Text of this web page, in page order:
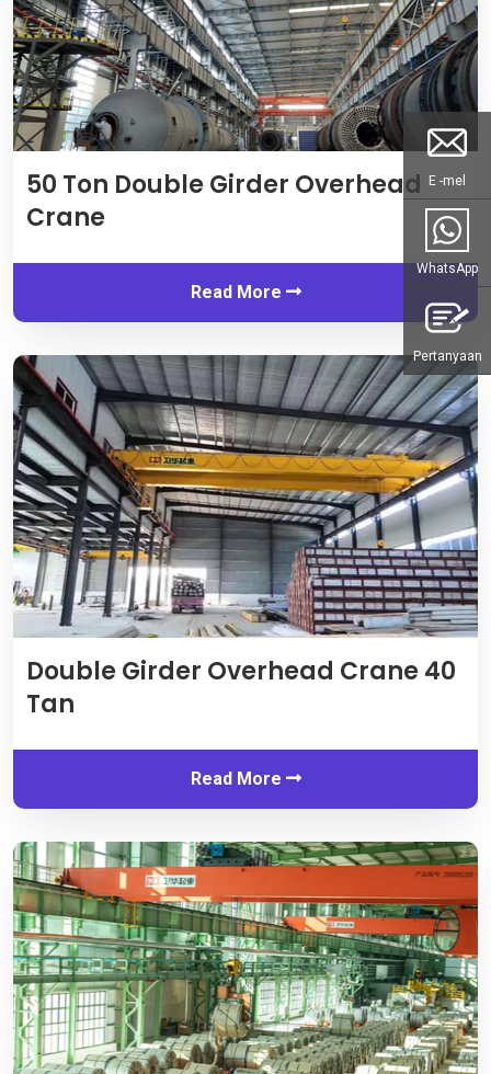
50 Ton Double Girder Overhead
Crane
Read More
Double Girder Overhead Crane 40
Tan
Read More
E -mel
WhatsApp
Pertanyaan